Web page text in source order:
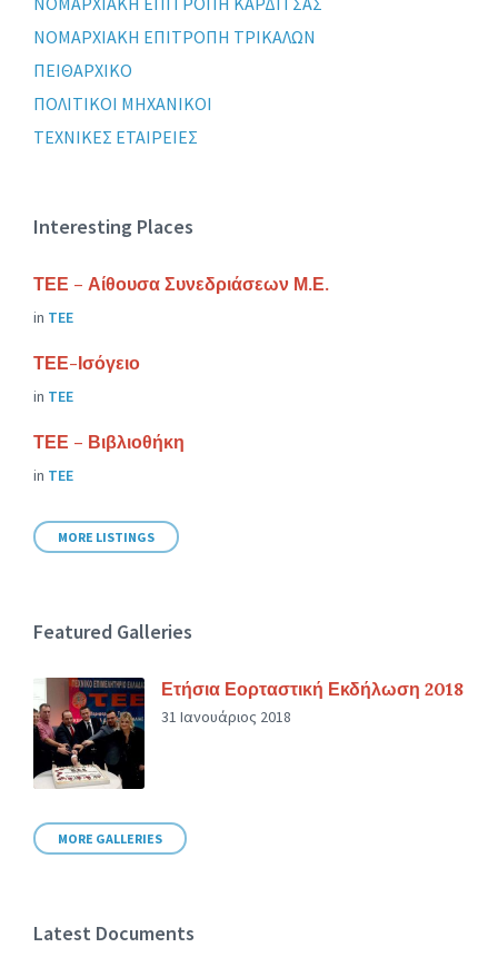
ΝΟΜΑΡΧΙΑΚΗ ΕΠΙΤΡΟΠΗ ΤΡΙΚΑΛΩΝ
ΠΕΙΘΑΡΧΙΚΟ
ΠΟΛΙΤΙΚΟΙ ΜΗΧΑΝΙΚΟΙ
ΤΕΧΝΙΚΕΣ ΕΤΑΙΡΕΙΕΣ
Interesting Places
ΤΕΕ – Αίθουσα Συνεδριάσεων Μ.Ε.
in ΤΕΕ
ΤΕΕ-Ισόγειο
in ΤΕΕ
ΤΕΕ – Βιβλιοθήκη
in ΤΕΕ
MORE LISTINGS
Featured Galleries
Ετήσια Εορταστική Εκδήλωση 2018
31 Ιανουάριος 2018
MORE GALLERIES
Latest Documents